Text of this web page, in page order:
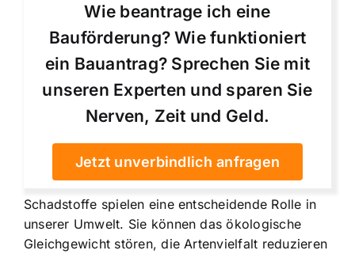
Wie beantrage ich eine
Bauförderung? Wie funktioniert
ein Bauantrag? Sprechen Sie mit
unseren Experten und sparen Sie
Nerven, Zeit und Geld.
Jetzt unverbindlich anfragen
Schadstoffe spielen eine entscheidende Rolle in
unserer Umwelt. Sie können das ökologische
Gleichgewicht stören, die Artenvielfalt reduzieren